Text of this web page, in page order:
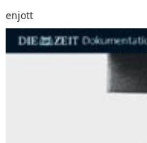
enjott
Home